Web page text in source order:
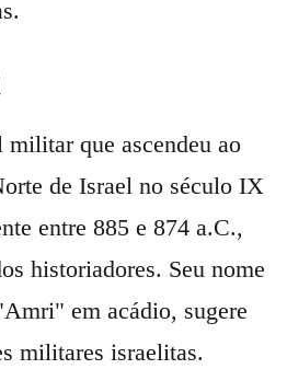
que ascendeu ao
de Israel no século IX
entre 885 e 874 a.C.,
historiadores. Seu nome
em acádio, sugere
militares israelitas.